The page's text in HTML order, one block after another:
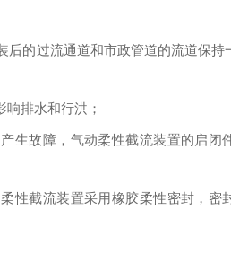
的过流通道和市政管道的流道保持
排水和行洪；
生故障，气动柔性截流装置的启闭
性截流装置采用橡胶柔性密封，密